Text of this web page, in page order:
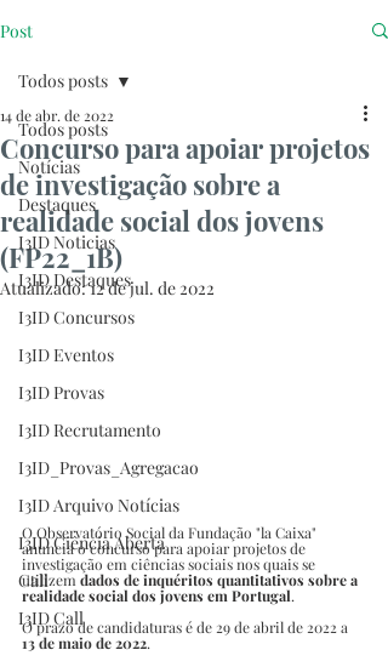
Post
Todos posts
Notícias
Destaques
I3ID Noticias
I3ID Destaques
I3ID Concursos
I3ID Eventos
I3ID Provas
I3ID Recrutamento
I3ID_Provas_Agregacao
I3ID Arquivo Notícias
I3ID Ciência Aberta
Call
I3ID Call
Todos posts
Concurso para apoiar projetos
de investigação sobre a
realidade social dos jovens
(FP22_1B)
14 de abr. de 2022
Atualizado:12 de jul. de 2022
O Observatório Social da Fundação "la Caixa"
anuncia o concurso para apoiar projetos de
investigação em ciências sociais nos quais se
utilizem dados de inquéritos quantitativos sobre a
realidade social dos jovens em Portugal.
O prazo de candidaturas é de 29 de abril de 2022 a
13 de maio de 2022.